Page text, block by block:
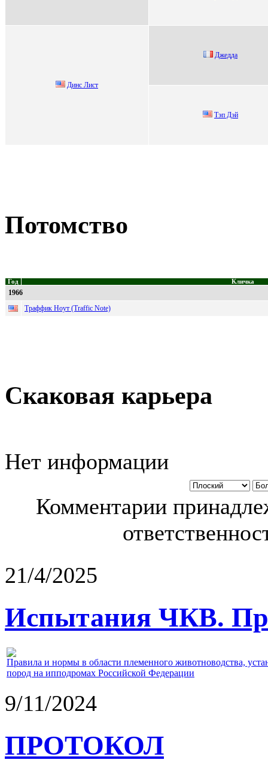
Динc Лиcт
Джеддa
Тэп Дэй
Потомство
Год Кличка
1966
Траффик Ноут (Traffic Note)
Скаковая карьера
Нет информации
Комментарии
21/4/2025
Испытания ЧКВ.
Правила и нормы в области племенного животноводства,
пород на ипподромах Российской Федерации
9/11/2024
ПРОТОКОЛ